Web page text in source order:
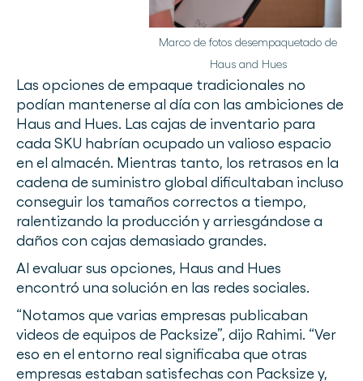
Marco de fotos desempaquetado de
Haus and Hues
Las opciones de empaque tradicionales no
podían mantenerse al día con las ambiciones de
Haus and Hues. Las cajas de inventario para
cada SKU habrían ocupado un valioso espacio
en el almacén. Mientras tanto, los retrasos en la
cadena de suministro global dificultaban incluso
conseguir los tamaños correctos a tiempo,
ralentizando la producción y arriesgándose a
daños con cajas demasiado grandes.
Al evaluar sus opciones, Haus and Hues
encontró una solución en las redes sociales.
“Notamos que varias empresas publicaban
videos de equipos de Packsize”, dijo Rahimi. “Ver
eso en el entorno real significaba que otras
empresas estaban satisfechas con Packsize y,